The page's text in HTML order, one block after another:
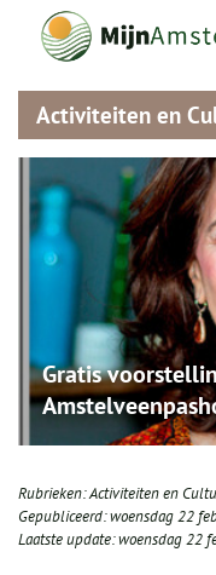
Activiteiten en
Gratis
Rubrieken:Activiteiten en
Gepubliceerd:woensdag 22
Laatste update:woensdag 22